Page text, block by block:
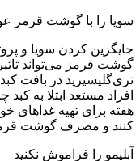
سویا را با گوشت قرمز
جایگزین کردن سویا و
گوشت قرمز می‌تواند
تری‌گلیسیرید در بافت
افراد مستعد ابتلا به
هفته برای تهیه غذاهای
کنند و مصرف گوشت قرمز
آبلیمو را فراموش نکنید